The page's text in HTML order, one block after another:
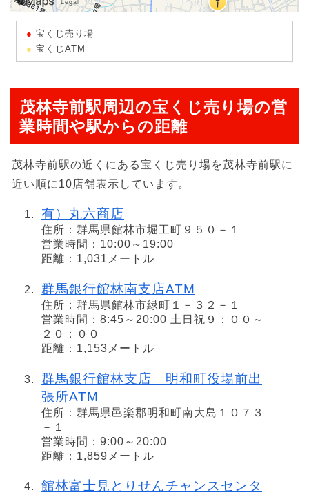
宝くじ売り場
宝くじATM
茂林寺前駅周辺の宝くじ売り場の営
業時間や駅からの距離
茂林寺前駅の近くにある宝くじ売り場を茂林寺前駅に
近い順に10店舗表示しています。
有）丸六商店
住所：群馬県館林市堀工町９５０－１
営業時間：10:00～19:00
距離：1,031メートル
群馬銀行館林南支店ATM
住所：群馬県館林市緑町１－３２－１
営業時間：8:45～20:00 土日祝９：００～
２０：００
距離：1,153メートル
群馬銀行館林支店 明和町役場前出
張所ATM
住所：群馬県邑楽郡明和町南大島１０７３
－１
営業時間：9:00～20:00
距離：1,859メートル
館林富士見とりせんチャンスセンタ